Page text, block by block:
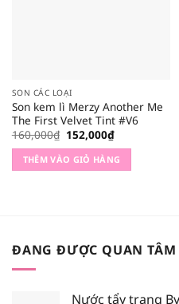
SON CÁC LOẠI
Son kem lì Merzy Another Me
The First Velvet Tint #V6
160,000₫ Giá
gốc
là:
160,000₫.
152,000₫Giá
hiện
tại
là:
152,000₫.
THÊM VÀO GIỎ HÀNG
ĐANG ĐƯỢC QUAN TÂM
Nước tẩy trang